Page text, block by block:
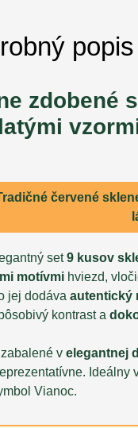
popis
zdobené
červené
set9 kusov
motívmi hviezd,
jej dodáva autentický
kontrast a
v elegantnej
Ideálny
Vianoc.